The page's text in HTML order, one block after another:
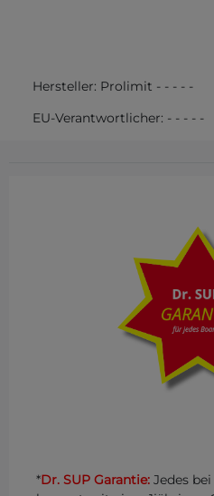
Hersteller: Prolimit - - - - -
EU-Verantwortlicher: - - - - -
*Dr. SUP Garantie: Jedes